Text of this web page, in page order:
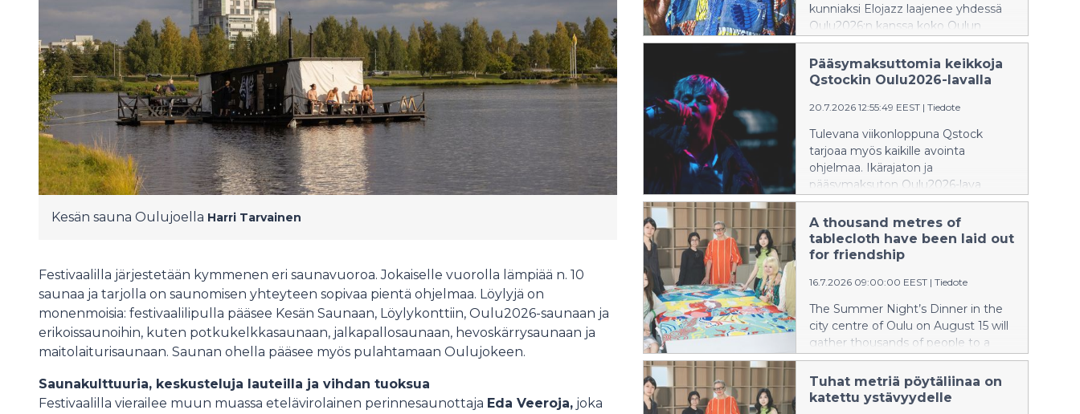
Kesän sauna Oulujoella Harri Tarvainen
Festivaalilla järjestetään kymmenen eri saunavuoroa. Jokaiselle vuorolla lämpiää n. 10
saunaa ja tarjolla on saunomisen yhteyteen sopivaa pientä ohjelmaa. Löylyjä on
monenmoisia: festivaalilipulla pääsee Kesän Saunaan, Löylykonttiin, Oulu2026-saunaan ja
erikoissaunoihin, kuten potkukelkkasaunaan, jalkapallosaunaan, hevoskärrysaunaan ja
maitolaiturisaunaan. Saunan ohella pääsee myös pulahtamaan Oulujokeen.
Saunakulttuuria, keskusteluja lauteilla ja vihdan tuoksua
Festivaalilla vierailee muun muassa etelävirolainen perinnesaunottaja Eda Veeroja, joka
kunniaksi Elojazz laajenee yhdessä
Oulu2026:n kanssa koko Oulun
keskustan kattavaksi nelipäiväiseksi
Elojazz Villageksi eli jazzkyläksi 30.7.–
2.8.
Pääsymaksuttomia keikkoja
Qstockin Oulu2026-lavalla
20.7.2026 12:55:49 EEST | Tiedote
Tulevana viikonloppuna Qstock
tarjoaa myös kaikille avointa
ohjelmaa. Ikärajaton ja
pääsymaksuton Oulu2026-lava
sijaitsee Linnansaaressa ennen
festivaalialueen portteja, joten
ohjelmasta pääsee nauttimaan
myös ilman festarilippua. Qstock
kolmannentoista kerran peräkkäin.
Oulu2026-lavan yhteydessä on
anniskelualue (K-18), wc:t ja
ruokapalveluita.
A thousand metres of
tablecloth have been laid out
for friendship
16.7.2026 09:00:00 EEST | Tiedote
The Summer Night’s Dinner in the
city centre of Oulu on August 15 will
gather thousands of people to a
shared table to enjoy local delicacies
and each other’s company. Proto –
Designers' Association of Northern
Tuhat metriä pöytäliinaa on
katettu ystävyydelle